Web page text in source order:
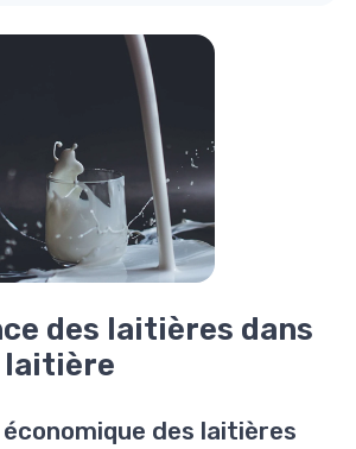
des laitières dans
des laitières